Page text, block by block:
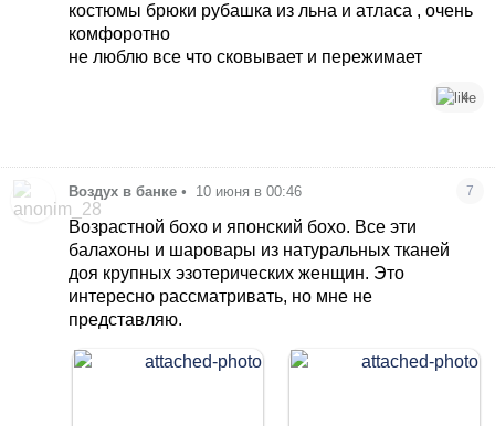
костюмы брюки рубашка из льна и атласа , очень
комфоротно
не люблю все что сковывает и пережимает
4
Воздух в банке • 10 июня в 00:46 7
Возрастной бохо и японский бохо. Все эти
балахоны и шаровары из натуральных тканей
доя крупных эзотерических женщин. Это
интересно рассматривать, но мне не
представляю.